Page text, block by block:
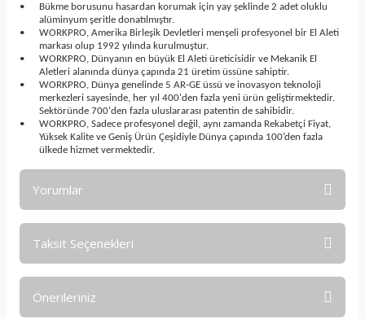
•
Bükme borusunu hasardan korumak için yay şeklinde 2 adet oluklu
alüminyum şeritle donatılmıştır.
•
WORKPRO, Amerika Birleşik Devletleri menşeli profesyonel bir El Aleti
markası olup 1992 yılında kurulmuştur.
•
WORKPRO, Dünyanın en büyük El Aleti üreticisidir ve Mekanik El
Aletleri alanında dünya çapında 21 üretim üssüne sahiptir.
•
WORKPRO, Dünya genelinde 5 AR-GE üssü ve inovasyon teknoloji
merkezleri sayesinde, her yıl 400'den fazla yeni ürün geliştirmektedir.
Sektöründe 700'den fazla uluslararası patentin de sahibidir.
•
WORKPRO, Sadece profesyonel değil, aynı zamanda Rekabetçi Fiyat,
Yüksek Kalite ve Geniş Ürün Çeşidiyle Dünya çapında 100’den fazla
ülkede hizmet vermektedir.
Yorumlar
Taksit Seçenekleri
Önerileriniz